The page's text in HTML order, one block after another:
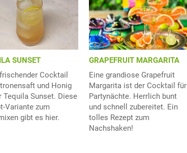
SUNSET
Cocktail
und Honig
Tequila Sunset. Diese
Variante zum
gibt es hier.
GRAPEFRUIT MARGARITA
Eine grandiose Grapefruit
Margarita ist der Cocktail für
Partynächte. Herrlich bunt
und schnell zubereitet. Ein
tolles Rezept zum
Nachshaken!